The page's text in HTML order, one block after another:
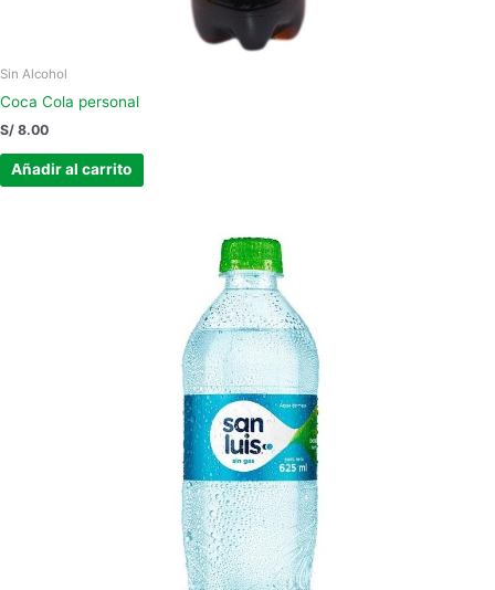
Sin Alcohol
Coca Cola personal
S/ 8.00
Añadir al carrito